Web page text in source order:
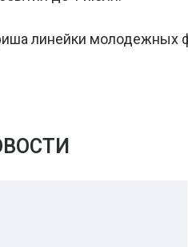
линейки молодежных